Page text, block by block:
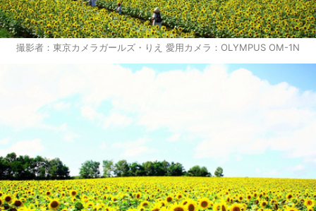
撮影者：東京カメラガールズ・りえ 愛用カメラ：OLYMPUS OM-1N